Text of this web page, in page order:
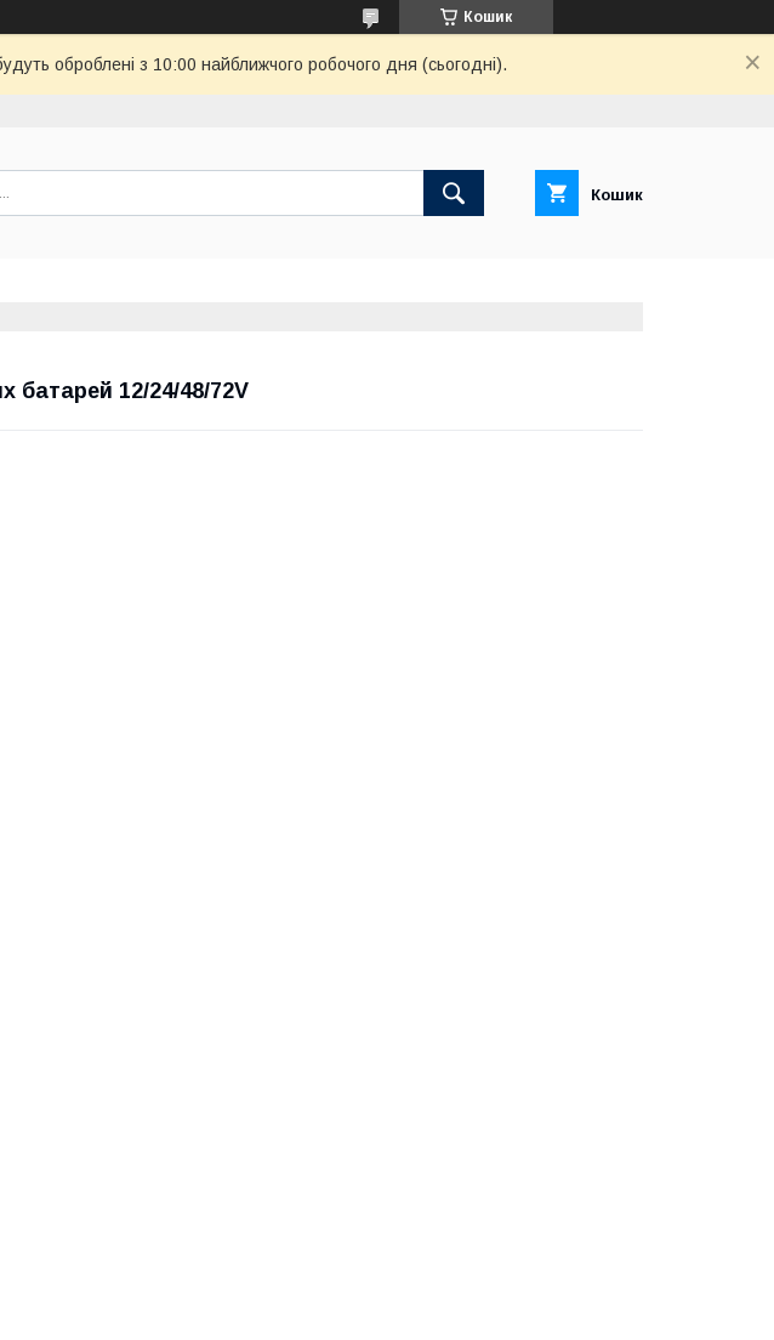
Кошик
оброблені з 10:00 найближчого робочого дня (сьогодні).
Кошик
батарей 12/24/48/72V